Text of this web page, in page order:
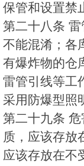
保管和设置禁
第二十八条 雷
不能混淆；各
有爆炸物的仓
雷管引线等工
采用防爆型照
第二十九条
质，应该存放
应该存放在不